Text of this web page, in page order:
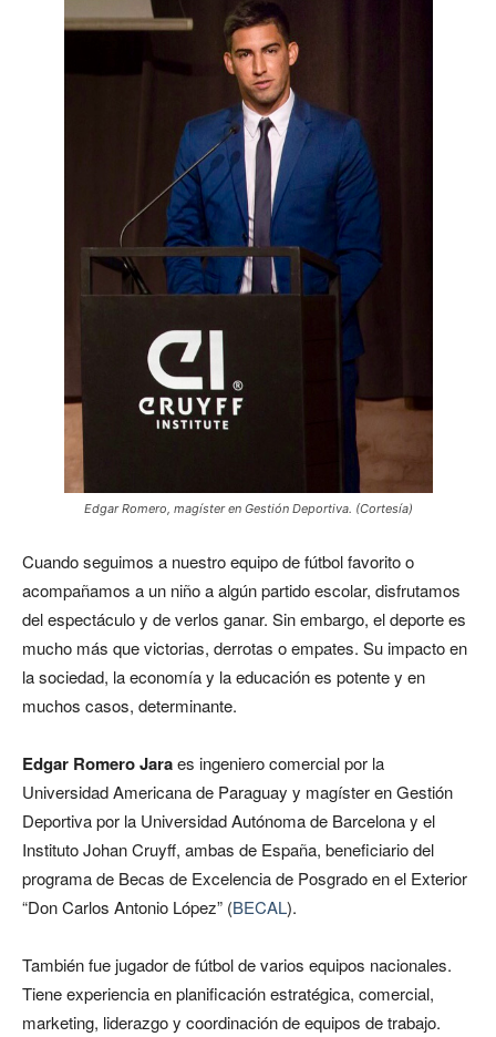
Edgar Romero, magíster en Gestión Deportiva. (Cortesía)
Cuando seguimos a nuestro equipo de fútbol favorito o
acompañamos a un niño a algún partido escolar, disfrutamos
del espectáculo y de verlos ganar. Sin embargo, el deporte es
mucho más que victorias, derrotas o empates. Su impacto en
la sociedad, la economía y la educación es potente y en
muchos casos, determinante.
Edgar Romero Jaraes ingeniero comercial por la
Universidad Americana de Paraguay y magíster en Gestión
Deportiva por la Universidad Autónoma de Barcelona y el
Instituto Johan Cruyff, ambas de España, beneficiario del
programa de Becas de Excelencia de Posgrado en el Exterior
“Don Carlos Antonio López” (BECAL).
También fue jugador de fútbol de varios equipos nacionales.
Tiene experiencia en planificación estratégica, comercial,
marketing, liderazgo y coordinación de equipos de trabajo.